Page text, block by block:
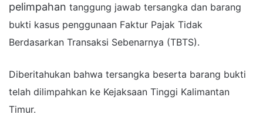
pelimpahan tanggung jawab tersangka dan barang
bukti kasus penggunaan Faktur Pajak Tidak
Berdasarkan Transaksi Sebenarnya (TBTS).
Diberitahukan bahwa tersangka beserta barang bukti
telah dilimpahkan ke Kejaksaan Tinggi Kalimantan
Timur.